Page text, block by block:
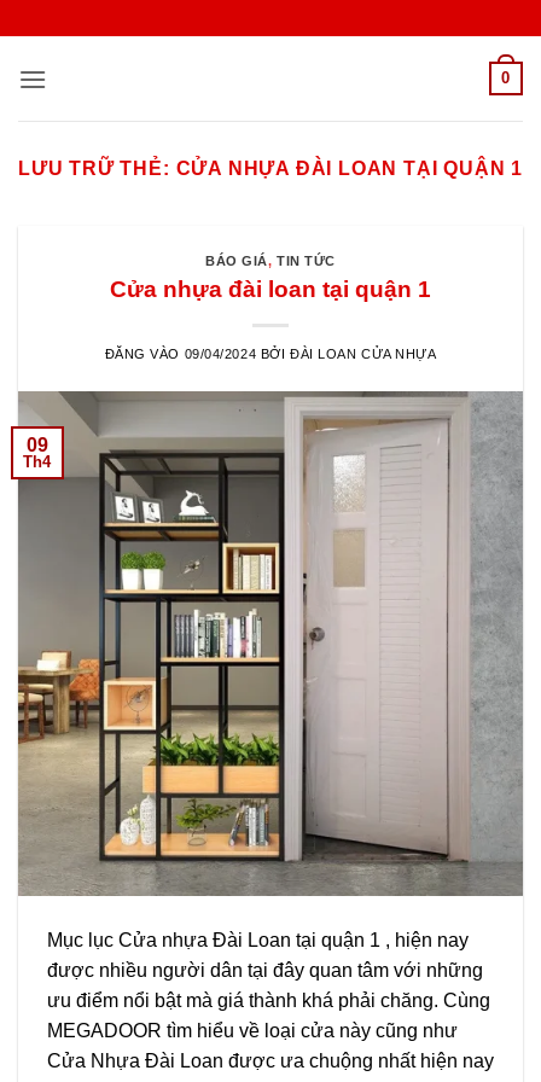
nội
0
LƯU TRỮ THẺ: CỬA NHỰA ĐÀI LOAN TẠI QUẬN 1
BÁO GIÁ,TIN TỨC
Cửa nhựa đài loan tại quận 1
ĐĂNG VÀO 09/04/2024 BỞI ĐÀI LOAN CỬA NHỰA
09
Th4
Mục lục Cửa nhựa Đài Loan tại quận 1 , hiện nay
được nhiều người dân tại đây quan tâm với những
ưu điểm nổi bật mà giá thành khá phải chăng. Cùng
MEGADOOR tìm hiểu về loại cửa này cũng như
Cửa Nhựa Đài Loan được ưa chuộng nhất hiện nay